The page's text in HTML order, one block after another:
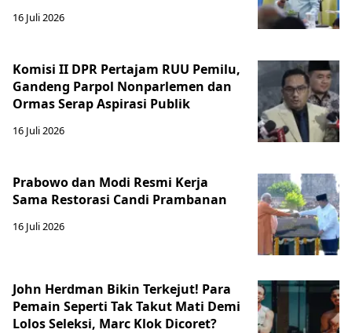
16 Juli 2026
Komisi II DPR Pertajam RUU Pemilu,
Gandeng Parpol Nonparlemen dan
Ormas Serap Aspirasi Publik
16 Juli 2026
Prabowo dan Modi Resmi Kerja
Sama Restorasi Candi Prambanan
16 Juli 2026
John Herdman Bikin Terkejut! Para
Pemain Seperti Tak Takut Mati Demi
Lolos Seleksi, Marc Klok Dicoret?